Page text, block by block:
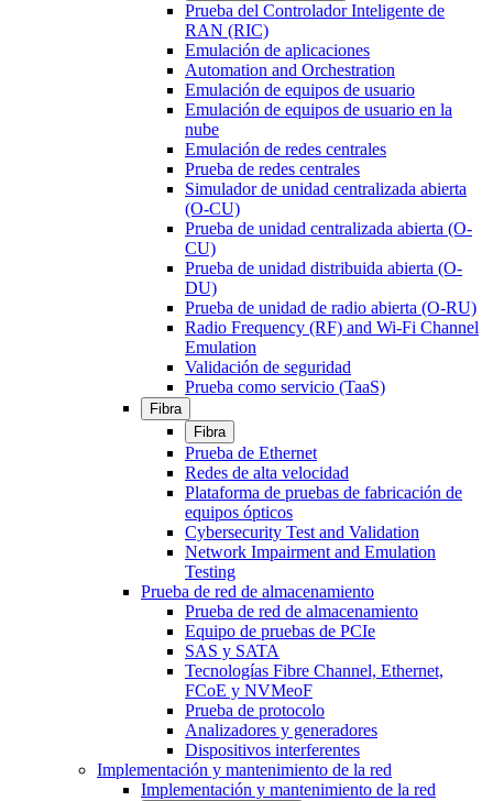
Prueba del Controlador Inteligente de
RAN (RIC)
Emulación de aplicaciones
Automation and Orchestration
Emulación de equipos de usuario
Emulación de equipos de usuario en la
nube
Emulación de redes centrales
Prueba de redes centrales
Simulador de unidad centralizada abierta
(O-CU)
Prueba de unidad centralizada abierta (O-
CU)
Prueba de unidad distribuida abierta (O-
DU)
Prueba de unidad de radio abierta (O-RU)
Radio Frequency (RF) and Wi-Fi Channel
Emulation
Validación de seguridad
Prueba como servicio (TaaS)
Fibra
Fibra
Prueba de Ethernet
Redes de alta velocidad
Plataforma de pruebas de fabricación de
equipos ópticos
Cybersecurity Test and Validation
Network Impairment and Emulation
Testing
Prueba de red de almacenamiento
Prueba de red de almacenamiento
Equipo de pruebas de PCIe
SAS y SATA
Tecnologías Fibre Channel, Ethernet,
FCoE y NVMeoF
Prueba de protocolo
Analizadores y generadores
Dispositivos interferentes
Implementación y mantenimiento de la red
Implementación y mantenimiento de la red